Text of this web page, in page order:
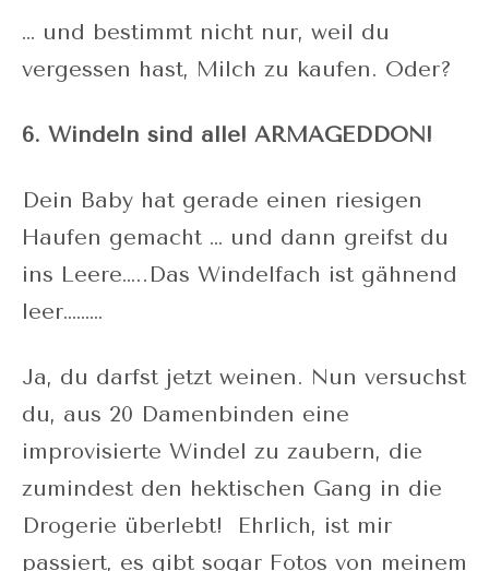
… und bestimmt nicht nur, weil du
vergessen hast, Milch zu kaufen. Oder?
6. Windeln sind alle! ARMAGEDDON!
Dein Baby hat gerade einen riesigen
Haufen gemacht … und dann greifst du
ins Leere…..Das Windelfach ist gähnend
leer………
Ja, du darfst jetzt weinen. Nun versuchst
du, aus 20 Damenbinden eine
improvisierte Windel zu zaubern, die
zumindest den hektischen Gang in die
Drogerie überlebt! Ehrlich, ist mir
passiert, es gibt sogar Fotos von meinem